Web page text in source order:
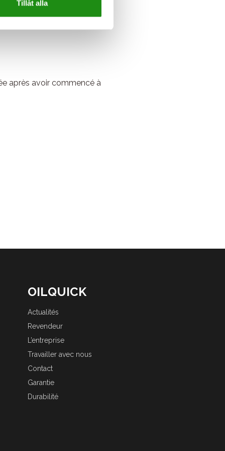
Tillåt alla
avec OilQuick est
après avoir commencé à
OILQUICK
Actualités
Revendeur
L’entreprise
Travailler avec nous
Contact
Garantie
Durabilité